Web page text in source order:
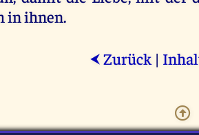
in ihnen.
⮜ Zurück |